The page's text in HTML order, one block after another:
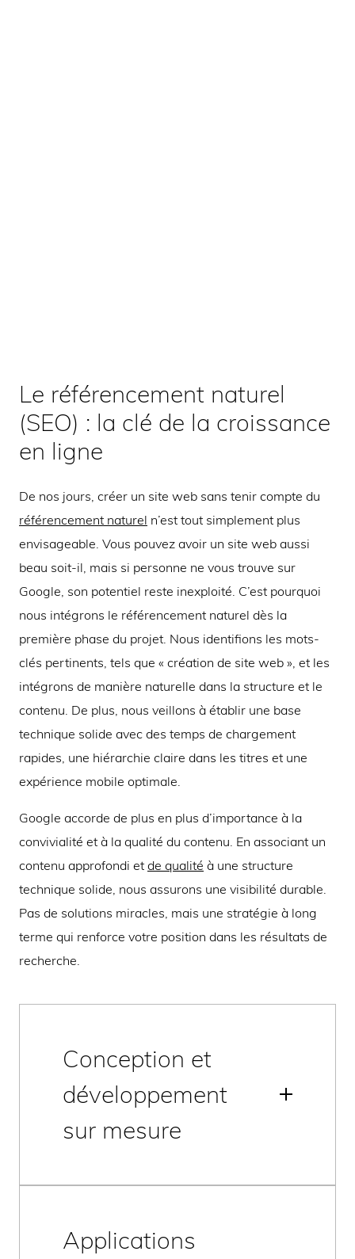
Le référencement naturel
(SEO) : la clé de la croissance
en ligne
De nos jours, créer un site web sans tenir compte du
référencement naturel n’est tout simplement plus
envisageable. Vous pouvez avoir un site web aussi
beau soit-il, mais si personne ne vous trouve sur
Google, son potentiel reste inexploité. C’est pourquoi
nous intégrons le référencement naturel dès la
première phase du projet. Nous identifions les mots-
clés pertinents, tels que « création de site web », et les
intégrons de manière naturelle dans la structure et le
contenu. De plus, nous veillons à établir une base
technique solide avec des temps de chargement
rapides, une hiérarchie claire dans les titres et une
expérience mobile optimale.
Google accorde de plus en plus d’importance à la
convivialité et à la qualité du contenu. En associant un
contenu approfondi et de qualité à une structure
technique solide, nous assurons une visibilité durable.
Pas de solutions miracles, mais une stratégie à long
terme qui renforce votre position dans les résultats de
recherche.
Conception et
développement
sur mesure
Applications